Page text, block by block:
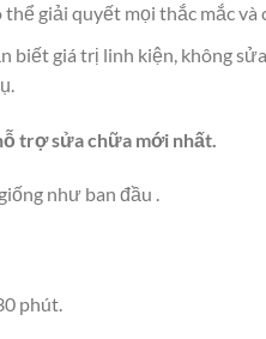
giải quyết mọi thắc mắc và
biết giá trị linh kiện, không
trợ sửa chữa mới nhất.
như ban đầu .
phút.